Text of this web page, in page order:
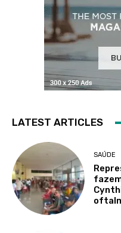
LATEST ARTICLES
SAÚDE